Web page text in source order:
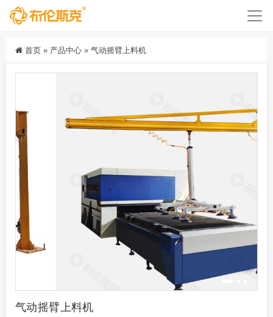
首页 » 产品中心 » 气动摇臂上料机
气动摇臂上料机